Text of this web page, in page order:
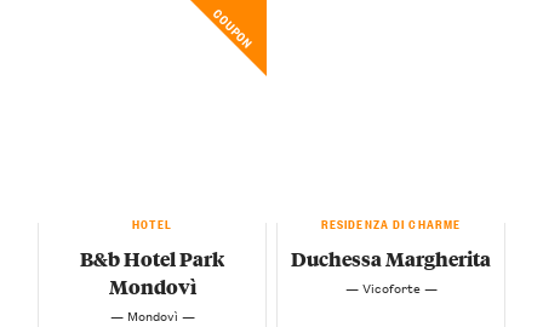
COUPON
HOTEL
B&b Hotel Park
Mondovì
— Mondovì —
RESIDENZA DI CHARME
Duchessa Margherita
— Vicoforte —